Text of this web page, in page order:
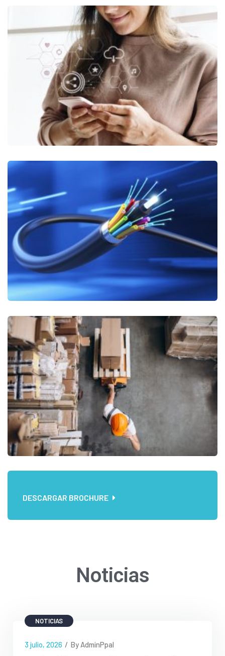
DESCARGAR BROCHURE
Noticias
NOTICIAS
3 julio, 2026 / By AdminPpal